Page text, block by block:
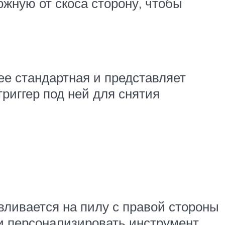
от скоса сторону, чтобы
стандартная и представляет
под ней для снятия
на пилу с правой стороны